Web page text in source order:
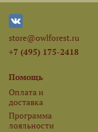
store@owlforest.ru
+7 (495) 175-2418
Помощь
Оплата и
доставка
Программа
лояльности